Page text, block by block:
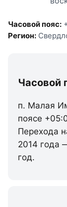
Часовой пояс:
Регион:
Часовой
п. Малая
поясе
Перехода
2014 года
год.